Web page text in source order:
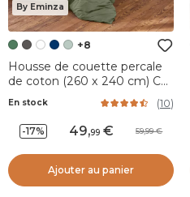
By Eminza
+8
Housse de couette percale
de coton (260 x 240 cm) Cali
En stock (10)
-17% 49,99 59,99
Ajouter au panier